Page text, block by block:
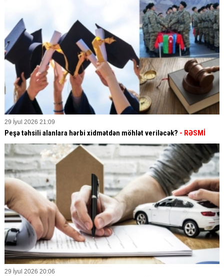
29 İyul 2026 21:09
Peşə təhsili alanlara hərbi xidmətdən möhlət veriləcək? - RƏSMİ
29 İyul 2026 20:06